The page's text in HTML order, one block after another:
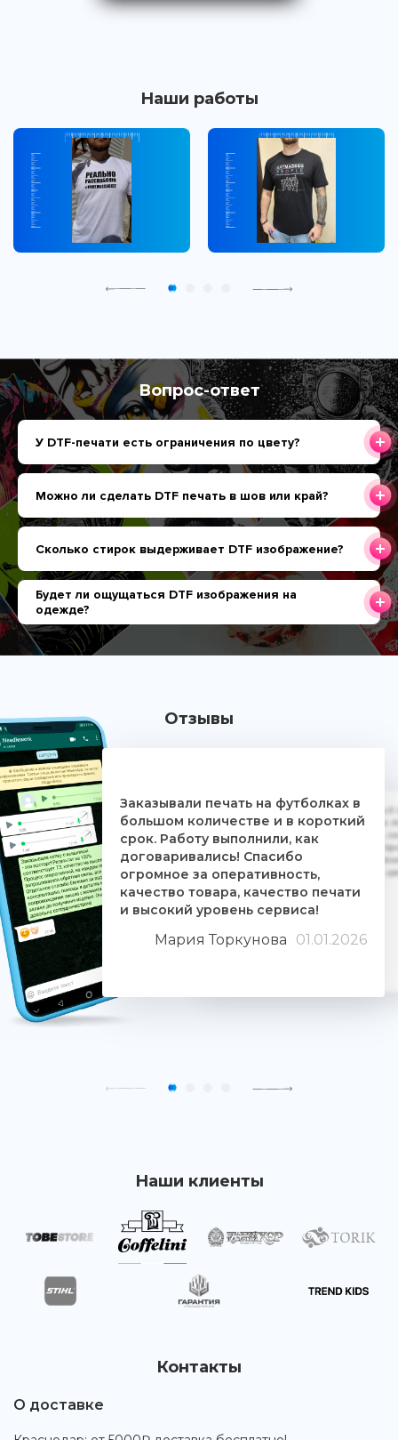
Наши работы
Вопрос-ответ
У DTF-печати есть ограничения по цвету?
Можно ли сделать DTF печать в шов или край?
Сколько стирок выдерживает DTF изображение?
Будет ли ощущаться DTF изображения на
одежде?
Отзывы
Заказывали печать на футболках в
большом количестве и в короткий
срок. Работу выполнили, как
договаривались! Спасибо
огромное за оперативность,
качество товара, качество печати
и высокий уровень сервиса!
Мария Торкунова 01.01.2026
Дочке на 18-летие решили заказать
ребятам. Времени было всего сутки.
взялись за работу, сделали макеты,
Огромное им спасибо. Дочка была
знают свое дело и отдаются ему
людьми. Качество печати
Наши клиенты
Контакты
О доставке